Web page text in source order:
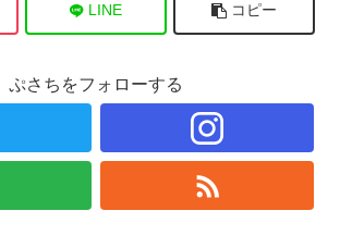
LINE コピー
ぷさちをフォローする